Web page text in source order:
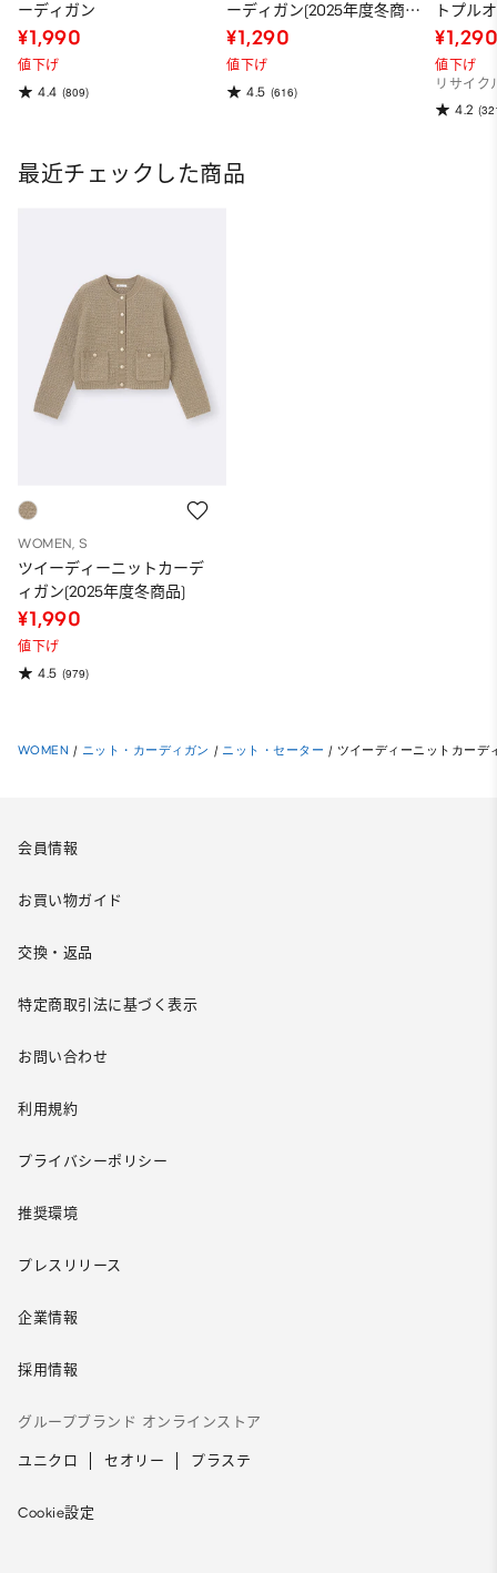
ーディガン
¥1,990
値下げ
4.4 (809)
ーディガン(2025年度冬商
品)
¥1,290
値下げ
4.5 (616)
トプル
値下げ
リサイク
4.2
最近チェックした商品
WOMEN, S
ツイーディーニットカーデ
ィガン(2025年度冬商品)
¥1,990
値下げ
4.5 (979)
WOMEN / ニット・カーディガン / ニット・セーター / ツイーディーニットカーデ
会員情報
お買い物ガイド
交換・返品
特定商取引法に基づく表示
お問い合わせ
利用規約
プライバシーポリシー
推奨環境
プレスリリース
企業情報
採用情報
グループブランド オンラインストア
ユニクロ セオリー プラステ
Cookie設定